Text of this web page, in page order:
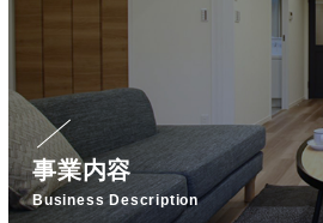
事業内容
Business Description